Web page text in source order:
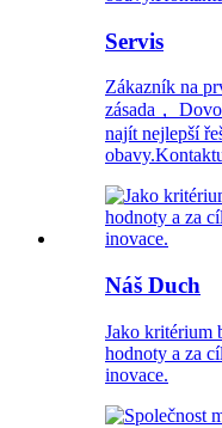
Servis
Zákazník na
zásada，
najít nejlepší
Náš Duch
Jako kritérium
hodnoty a za
inovace.